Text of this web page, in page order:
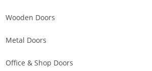
Wooden Doors
Metal Doors
Office & Shop Doors